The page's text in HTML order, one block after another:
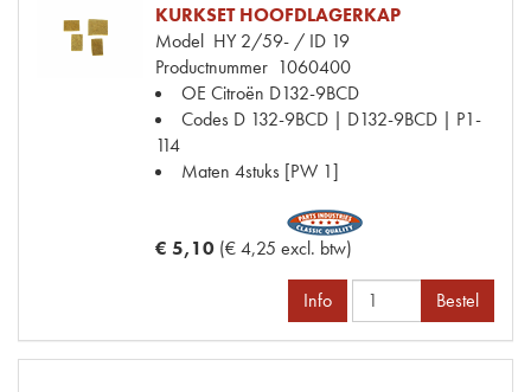
KURKSET HOOFDLAGERKAP
Model HY 2/59- / ID 19
Productnummer 1060400
OE Citroën D132-9BCD
Codes D 132-9BCD | D132-9BCD | P1-
114
Maten 4stuks [PW 1]
€ 5,10 (€ 4,25 excl. btw)
Info Bestel